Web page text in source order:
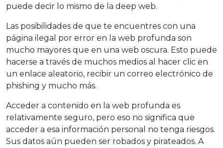
puede decir lo mismo de la deep web.
Las posibilidades de que te encuentres con una
página ilegal por error en la web profunda son
mucho mayores que en una web oscura. Esto puede
hacerse a través de muchos medios al hacer clic en
un enlace aleatorio, recibir un correo electrónico de
phishing y mucho más.
Acceder a contenido en la web profunda es
relativamente seguro, pero eso no significa que
acceder a esa información personal no tenga riesgos.
Sus datos aún pueden ser robados y pirateados. A